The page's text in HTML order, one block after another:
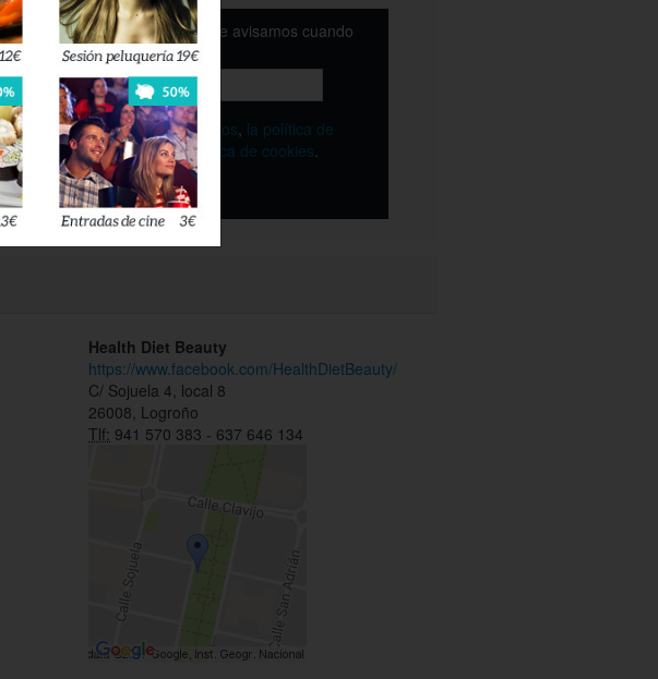
Déjanos tu email y te avisamos cuando
esté disponible
Acepto lostérminos, la política de
privacidadyla política de cookies.
Health Diet Beauty
https://www.facebook.com/HealthDietBeauty/
C/ Sojuela 4, local 8
26008, Logroño
Tlf: 941 570 383 - 637 646 134